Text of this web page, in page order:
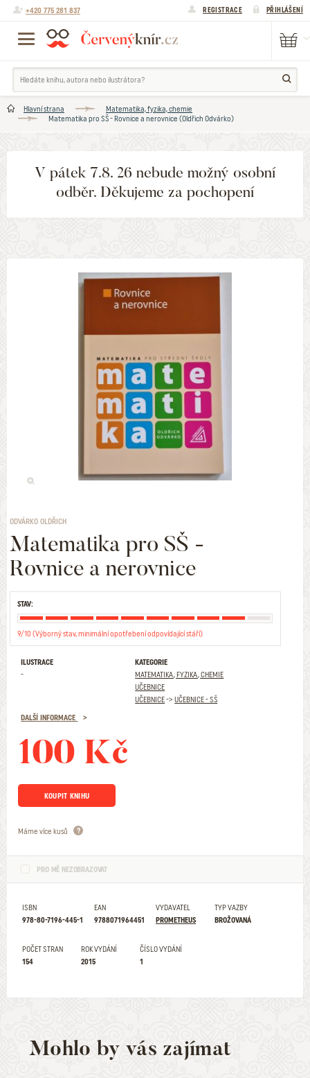
+420 775 281 837 REGISTRACE PŘIHLÁŠENÍ
Hlavní strana
Matematika, fyzika, chemie
Matematika pro SŠ - Rovnice a nerovnice (Oldřich Odvárko)
V pátek 7.8. 26 nebude možný osobní
odběr. Děkujeme za pochopení
ODVÁRKO OLDŘICH
Matematika pro SŠ -
Rovnice a nerovnice
STAV:
9/10 (Výborný stav, minimální opotřebení odpovídající stáří)
ILUSTRACE
-
KATEGORIE
MATEMATIKA, FYZIKA, CHEMIE
UČEBNICE
UČEBNICE->UČEBNICE - SŠ
DALŠÍ INFORMACE
100 Kč
KOUPIT KNIHU
Máme více kusů
PRO MĚ NEZOBRAZOVAT
ISBN
978-80-7196-445-1
EAN
9788071964451
VYDAVATEL
PROMETHEUS
TYP VAZBY
BROŽOVANÁ
POČET STRAN
154
ROK VYDÁNÍ
2015
ČÍSLO VYDÁNÍ
1
Mohlo by vás zajímat